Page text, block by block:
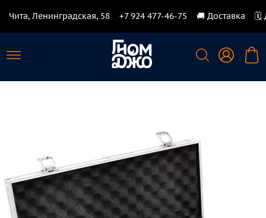
Чита, Ленинградская, 58 +7 924 477-46-75 🚚 Доставка 🗓️